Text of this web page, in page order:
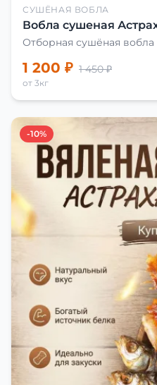
СУШЁНАЯ ВОБЛА
Вобла сушеная
Отборная сушёная вобла
1 200 ₽ 1 450 ₽
от 3кг
-10%